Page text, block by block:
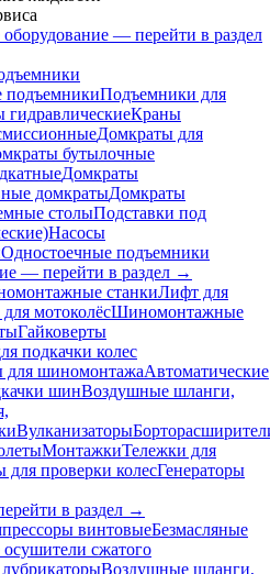
— перейти в раздел
Подъемники для
гидравлическиеКраны
Домкраты для
бутылочные
Домкраты
домкратыДомкраты
столыПодставки под
Насосы
Одностоечные подъемники
— перейти в раздел →
станкиЛифт для
мотоколёсШиномонтажные
Гайковерты
подкачки колес
для шиномонтажаАвтоматические
шинВоздушные шланги,
Вулканизаторы
МонтажкиТележки для
для проверки колесГенераторы
в раздел →
винтовыеБезмасляные
сжатого
Воздушные шланги,